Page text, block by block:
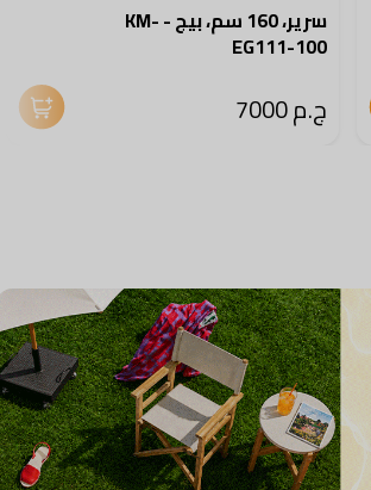
سرير، 160 سم، بيج - KM-
EG111-100
ج.م 7000